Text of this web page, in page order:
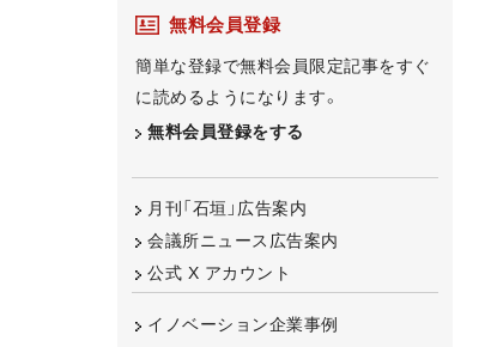
無料会員登録
簡単な登録で無料会員限定記事をすぐ
に読めるようになります。
無料会員登録をする
月刊「石垣」広告案内
会議所ニュース広告案内
公式 X アカウント
イノベーション企業事例